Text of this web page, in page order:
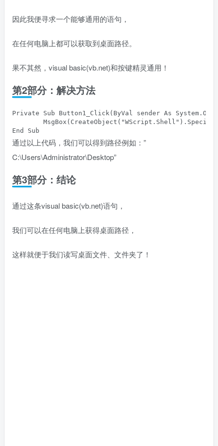
因此我便寻求一个能够通用的语句，
在任何电脑上都可以获取到桌面路径。
果不其然，visual basic(vb.net)和按键精灵通用！
第2部分：解决方法
Private Sub Button1_Click(ByVal sender As
End Sub
通过以上代码，我们可以得到路径例如：”
C:\Users\Administrator\Desktop”
第3部分：结论
通过这条visual basic(vb.net)语句，
我们可以在任何电脑上获得桌面路径，
这样就便于我们读写桌面文件、文件夹了！